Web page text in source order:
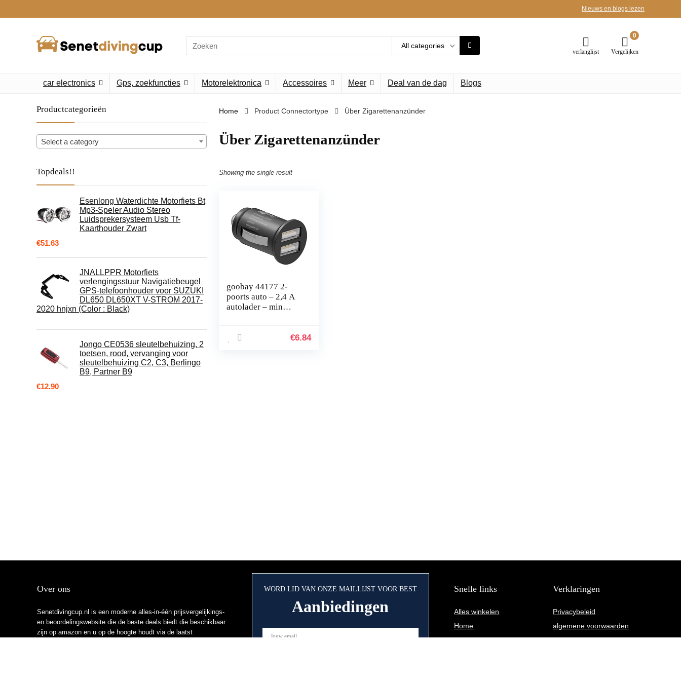
Nieuws en blogs lezen
Search
for:
All categories
verlanglijst
0
Vergelijken
car electronics Gps, zoekfuncties Motorelektronica Accessoires Meer Deal van de dag Blogs
Productcategorieën
Select a category
Topdeals!!
Esenlong Waterdichte Motorfiets Bt
Mp3-Speler Audio Stereo
Luidsprekersysteem Usb Tf-
Kaarthouder Zwart
€51.63
JNALLPPR Motorfiets
verlengingsstuur Navigatiebeugel
GPS-telefoonhouder voor SUZUKI
DL650 DL650XT V-STROM 2017-
2020 hnjxn (Color : Black)
Jongo CE0536 sleutelbehuizing, 2
toetsen, rood, vervanging voor
sleutelbehuizing C2, C3, Berlingo
B9, Partner B9
€12.90
Home Product Connectortype ‎Über Zigarettenanzünder
‎Über Zigarettenanzünder
Showing the single result
goobay 44177 2-
poorts auto – 2,4 A
autolader – min
geschikt voor auto’s
€6.84
Over ons
Senetdivingcup.nl is een moderne alles-in-één prijsvergelijkings-
en beoordelingswebsite die de beste deals biedt die beschikbaar
zijn op amazon en u op de hoogte houdt via de laatst
WORD LID VAN ONZE MAILLIJST VOOR BEST
Aanbiedingen
Snelle links
Alles winkelen
Home
Blogs
Verklaringen
Privacybeleid
algemene voorwaarden
Gelieerde openbaarmaking